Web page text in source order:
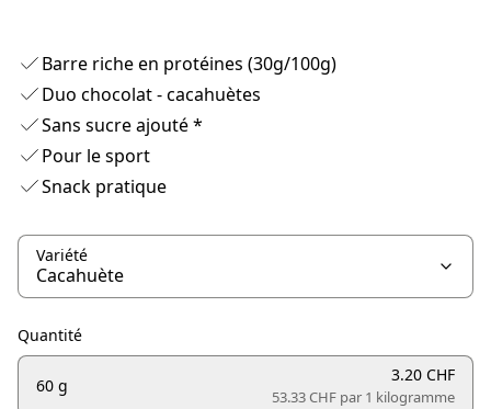
Barre riche en protéines (30g/100g)
Duo chocolat - cacahuètes
Sans sucre ajouté *
Pour le sport
Snack pratique
Variété
Quantité
60 g
3.20 CHF
53.33 CHF par 1 kilogramme